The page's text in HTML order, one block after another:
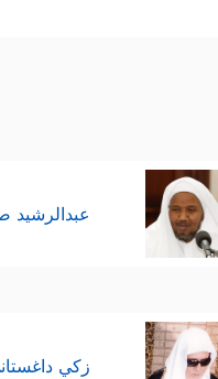
عبدالرشيد
زكي